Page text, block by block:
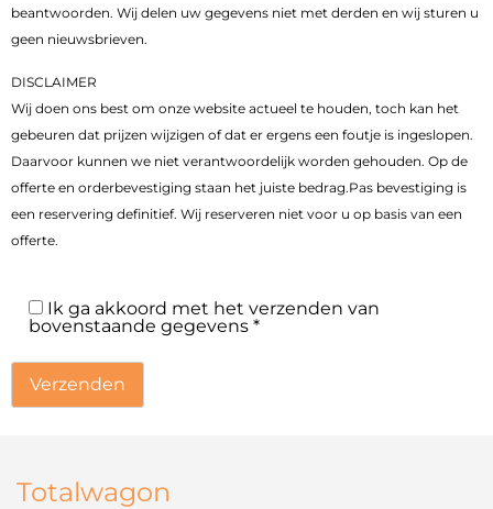
beantwoorden. Wij delen uw gegevens niet met derden en wij sturen u
geen nieuwsbrieven.
DISCLAIMER
Wij doen ons best om onze website actueel te houden, toch kan het
gebeuren dat prijzen wijzigen of dat er ergens een foutje is ingeslopen.
Daarvoor kunnen we niet verantwoordelijk worden gehouden. Op de
offerte en orderbevestiging staan het juiste bedrag.Pas bevestiging is
een reservering definitief. Wij reserveren niet voor u op basis van een
offerte.
Ik ga akkoord met het verzenden van
bovenstaande gegevens *
Totalwagon